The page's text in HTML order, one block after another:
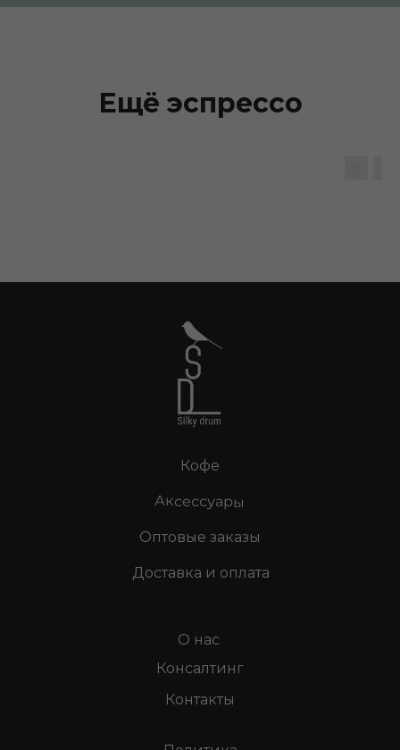
Ещё эспрессо
Кофе
Оптовые заказы
Консалтинг
О нас
Контакты
Доставка и оплата
Аксессуары